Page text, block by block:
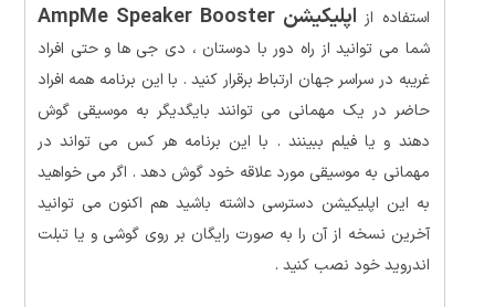
استفاده از اپلیکیشن AmpMe Speaker Booster
شما می توانید از راه دور با دوستان ، دی جی ها و حتی افراد
غریبه در سراسر جهان ارتباط برقرار کنید . با این برنامه همه افراد
حاضر در یک مهمانی می توانند بایگدیگر به موسیقی گوش
دهند و یا فیلم ببینند . با این برنامه هر کس می تواند در
مهمانی به موسیقی مورد علاقه خود گوش دهد . اگر می خواهید
به این اپلیکیشن دسترسی داشته باشید هم اکنون می توانید
آخرین نسخه از آن را به صورت رایگان بر روی گوشی و یا تبلت
اندروید خود نصب کنید .